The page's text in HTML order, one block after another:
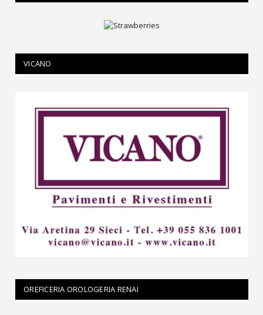
VICANO
OREFICERIA OROLOGERIA RENAI